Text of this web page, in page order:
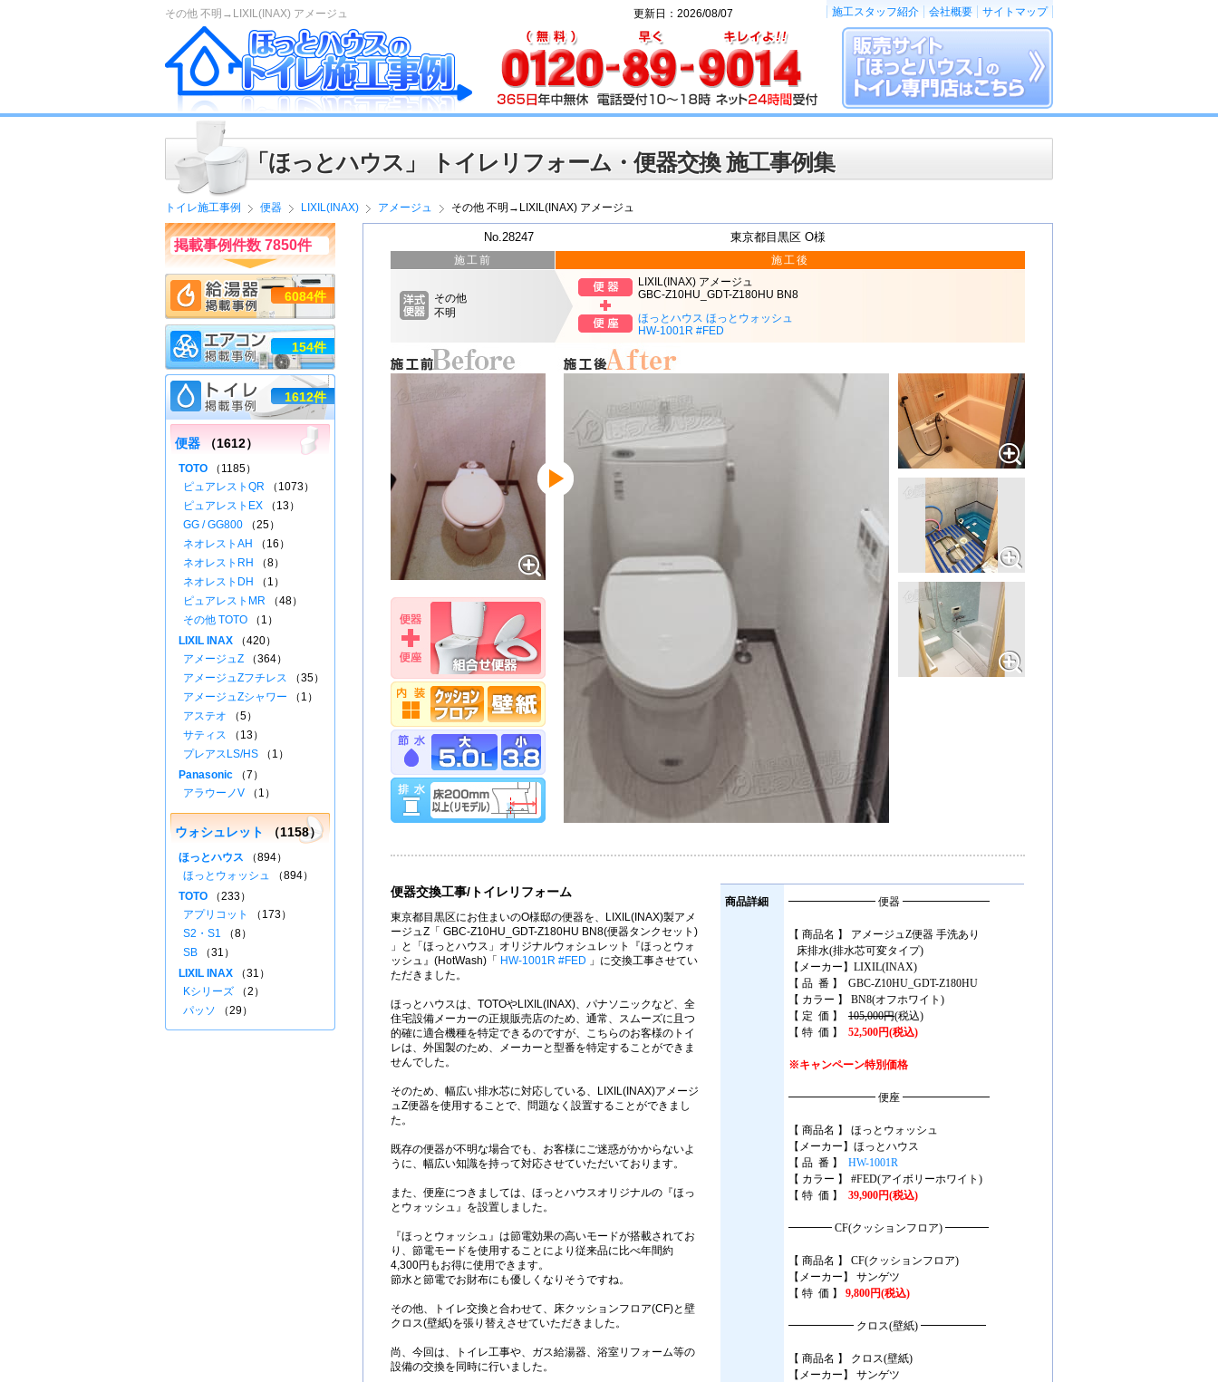
その他 不明→LIXIL(INAX) アメージュ
「ほっとハウス」 トイレリフォーム・便器交換 施工事例集
トイレ施工事例 便器 LIXIL(INAX) アメージュ その他 不明→LIXIL(INAX) アメージュ
No.28247 東京都目黒区 O様
施工前
その他
不明
施工後
LIXIL(INAX) アメージュ
GBC-Z10HU_GDT-Z180HU BN8
ほっとハウス ほっとウォッシュ
HW-1001R #FED
便器交換工事/トイレリフォーム
東京都目黒区にお住まいのO様邸の便器を、LIXIL(INAX)製アメ
ージュZ「 GBC-Z10HU_GDT-Z180HU BN8(便器タンクセット)
」と「ほっとハウス」オリジナルウォシュレット『ほっとウォ
ッシュ』(HotWash)「
HW-1001R #FED 」に交換工事させてい
ただきました。
ほっとハウスは、TOTOやLIXIL(INAX)、パナソニックなど、全
住宅設備メーカーの正規販売店のため、通常、スムーズに且つ
的確に適合機種を特定できるのですが、こちらのお客様のトイ
レは、外国製のため、メーカーと型番を特定することができま
せんでした。
そのため、幅広い排水芯に対応している、LIXIL(INAX)アメージ
ュZ便器を使用することで、問題なく設置することができまし
た。
既存の便器が不明な場合でも、お客様にご迷惑がかからないよ
うに、幅広い知識を持って対応させていただいております。
また、便座につきましては、ほっとハウスオリジナルの『ほっ
とウォッシュ』を設置しました。
『ほっとウォッシュ』は節電効果の高いモードが搭載されてお
り、節電モードを使用することにより従来品に比べ年間約
4,300円もお得に使用できます。
節水と節電でお財布にも優しくなりそうですね。
その他、トイレ交換と合わせて、床クッションフロア(CF)と壁
クロス(壁紙)を張り替えさせていただきました。
尚、今回は、トイレ工事や、ガス給湯器、浴室リフォーム等の
設備の交換を同時に行いました。
商品詳細 ━━━━━━━━ 便器 ━━━━━━━━
【 商品名 】 アメージュZ便器 手洗あり
床排水(排水芯可変タイプ)
【メーカー】LIXIL(INAX)
【 品 番 】 GBC-Z10HU_GDT-Z180HU
【 カラー 】 BN8(オフホワイト)
【 定 価 】 105,000円(税込)
【 特 価 】 52,500円(税込)
※キャンペーン特別価格
━━━━━━━━ 便座 ━━━━━━━━
【 商品名 】 ほっとウォッシュ
【メーカー】ほっとハウス
【 品 番 】 HW-1001R
【 カラー 】 #FED(アイボリーホワイト)
【 特 価 】 39,900円(税込)
━━━━ CF(クッションフロア) ━━━━
【 商品名 】 CF(クッションフロア)
【メーカー】 サンゲツ
【 特 価 】 9,800円(税込)
━━━━━━ クロス(壁紙) ━━━━━━
【 商品名 】 クロス(壁紙)
【メーカー】 サンゲツ
掲載事例件数 7850件
6084件
154件
1612件
便器 （1612）
TOTO （1185）
ピュアレストQR （1073）
ピュアレストEX （13）
GG / GG800 （25）
ネオレストAH
（16）
ネオレストRH
（8）
ネオレストDH
（1）
ピュアレストMR （48）
その他 TOTO （1）
LIXIL INAX （420）
アメージュZ （364）
アメージュZフチレス （35）
アメージュZシャワー （1）
アステオ （5）
サティス （13）
プレアスLS/HS （1）
Panasonic （7）
アラウーノV （1）
ウォシュレット （1158）
ほっとハウス （894）
ほっとウォッシュ （894）
TOTO （233）
アプリコット
（173）
S2・S1 （8）
SB （31）
LIXIL INAX （31）
Kシリーズ （2）
パッソ （29）
更新日：2026/08/07 施工スタッフ紹介 会社概要 サイトマップ